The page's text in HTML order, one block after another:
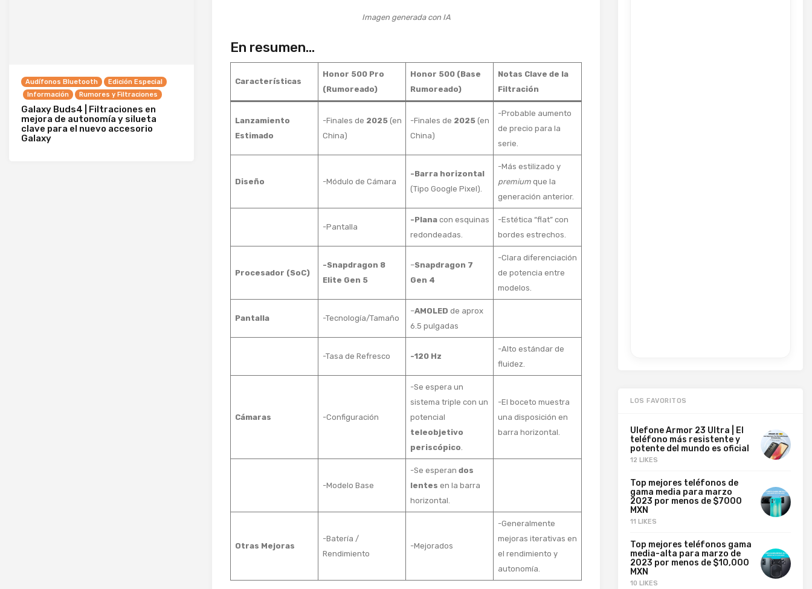
Imagen generada con IA
En resumen…
Características
Honor 500 Pro
(Rumoreado)
Honor 500 (Base
Rumoreado)
Notas Clave de la
Filtración
Lanzamiento
Estimado
-Finales de 2025(en
China)
-Finales de 2025(en
China)
-Probable aumento
de precio para la
serie.
Diseño -Módulo de Cámara
-Barra horizontal
(Tipo Google Pixel).
-Más estilizado y
premiumque la
generación anterior.
-Pantalla
-Planacon esquinas
redondeadas.
-Estética “flat” con
bordes estrechos.
Procesador (SoC)
-Snapdragon 8
Elite Gen 5
–Snapdragon 7
Gen 4
-Clara diferenciación
de potencia entre
modelos.
Pantalla -Tecnología/Tamaño
–AMOLED de aprox
6.5 pulgadas
-Tasa de Refresco -120 Hz
-Alto estándar de
fluidez.
Cámaras -Configuración
-Se espera un
sistema triple con un
potencial
teleobjetivo
periscópico
-El boceto muestra
una disposición en
barra horizontal.
-Modelo Base
-Se esperan dos
lentes en la barra
horizontal.
Otras Mejoras
-Batería /
Rendimiento
-Mejorados
-Generalmente
mejoras iterativas en
el rendimiento y
autonomía.
Audífonos Bluetooth
Edición Especial
Información
Rumores y Filtraciones
Galaxy Buds4 | Filtraciones en
mejora de autonomía y silueta
clave para el nuevo accesorio
Galaxy
LOS FAVORITOS
Ulefone Armor 23 Ultra | El
teléfono más resistente y
potente del mundo es oficial
12 LIKES
Top mejores teléfonos de
gama media para marzo
2023 por menos de $7000
MXN
11 LIKES
Top mejores teléfonos gama
media-alta para marzo de
2023 por menos de $10,000
MXN
10 LIKES